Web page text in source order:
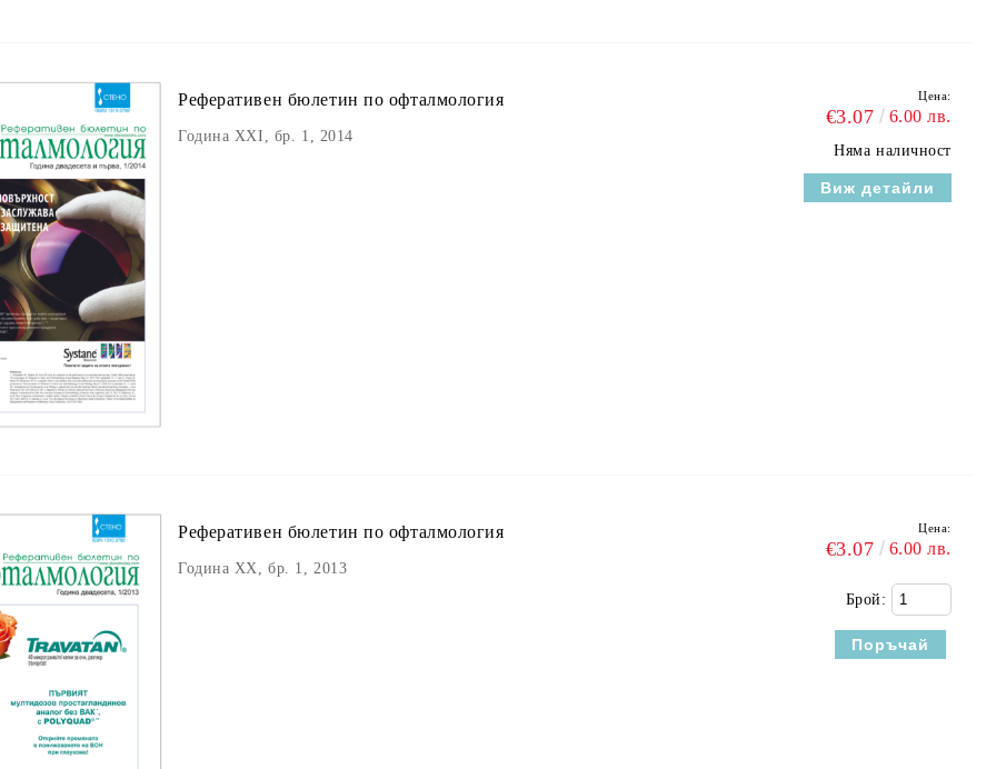
Реферативен бюлетин пo офталмология
Година XXI, бр. 1, 2014
Цена:
€3.07 6.00 лв.
Няма наличност
Виж детайли
Реферативен бюлетин пo офталмология
Година XX, бр. 1, 2013
Цена:
€3.07 6.00 лв.
Брой: